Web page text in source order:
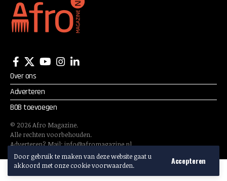
Door gebruik te maken van deze website gaat u
akkoord met onze cookie voorwaarden.
Accepteren
Over ons
Adverteren
BOB toevoegen
© 2026Afro Magazine.
Alle rechten voorbehouden.
Adverteren? Mail:info@afromagazine.nl